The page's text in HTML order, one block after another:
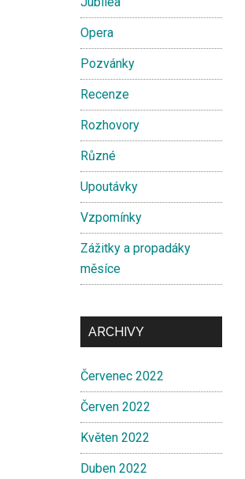
Opera
Pozvánky
Recenze
Rozhovory
Různé
Upoutávky
Vzpomínky
Zážitky a propadáky
měsíce
ARCHIVY
Červenec 2022
Červen 2022
Květen 2022
Duben 2022